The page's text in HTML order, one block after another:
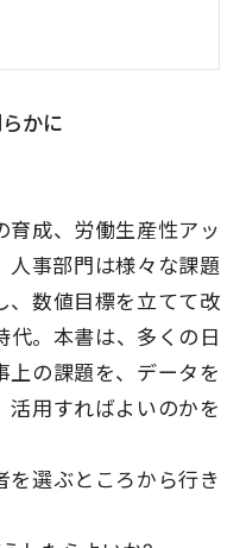
かに
育成、労働生産性アッ
人事部門は様々な課題
、数値目標を立てて改
代。本書は、多くの日
上の課題を、データを
活用すればよいのかを
選ぶところから行き